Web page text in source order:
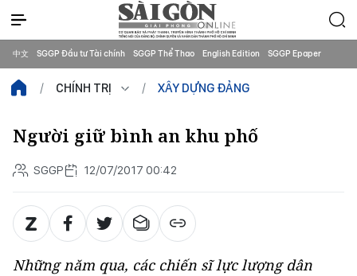
中文 SGGP Đầu tư Tài chính SGGP Thể Thao English Edition SGGP Epaper
CHÍNH TRỊ XÂY DỰNG ĐẢNG
Người giữ bình an khu phố
SGGP 12/07/2017 00:42
Những năm qua, các chiến sĩ lực lượng dân